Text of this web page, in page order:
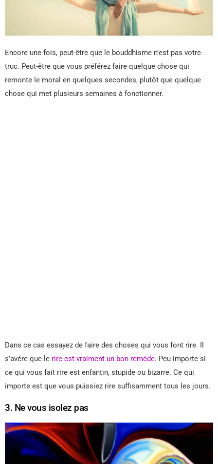
Encore une fois, peut-être que le bouddhisme n’est pas votre
truc. Peut-être que vous préférez faire quelque chose qui
remonte le moral en quelques secondes, plutôt que quelque
chose qui met plusieurs semaines à fonctionner.
Dans ce cas essayez de faire des choses qui vous font rire. Il
s’avère que le rire est vraiment un bon remède. Peu importe si
ce qui vous fait rire est enfantin, stupide ou bizarre. Ce qui
importe est que vous puissiez rire suffisamment tous les jours.
3. Ne vous isolez pas